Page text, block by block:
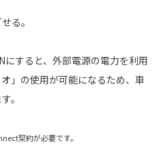
る。
にすると、外部電源の電力を利用
」の使用が可能になるため、車
。
契約が必要です。